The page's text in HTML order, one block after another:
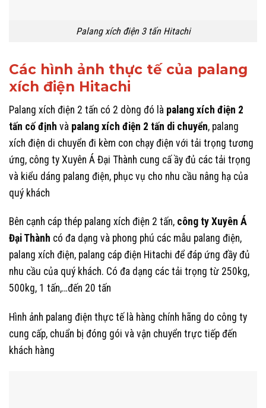
Palang xích điện 3 tấn Hitachi
Các hình ảnh thực tế của palang
xích điện Hitachi
Palang xích điện 2 tấn có 2 dòng đó là palang xích điện 2
tấn cố định và palang xích điện 2 tấn di chuyển, palang
xích điện di chuyển đi kèm con chạy điện với tải trọng tương
ứng, công ty Xuyên Á Đại Thành cung cấ ầy đủ các tải trọng
và kiểu dáng palang điện, phục vụ cho nhu cầu nâng hạ của
quý khách
Bên cạnh cáp thép palang xích điện 2 tấn, công ty Xuyên Á
Đại Thành có đa dạng và phong phú các mẫu palang điện,
palang xích điện, palang cáp điện Hitachi để đáp ứng đầy đủ
nhu cầu của quý khách. Có đa dạng các tải trọng từ 250kg,
500kg, 1 tấn,…đến 20 tấn
Hình ảnh palang điện thực tế là hàng chính hãng do công ty
cung cấp, chuẩn bị đóng gói và vận chuyển trực tiếp đến
khách hàng